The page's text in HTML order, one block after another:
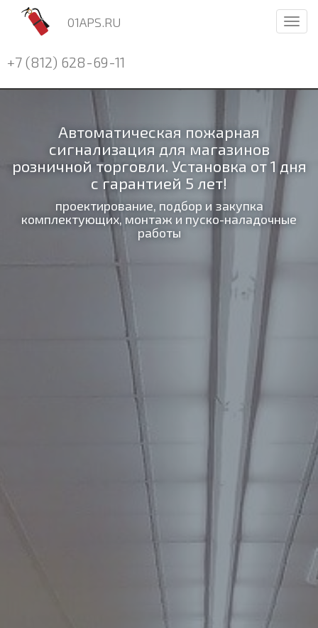
Меню
01APS.RU
+7 (812) 628-69-11
Автоматическая пожарная
сигнализация для магазинов
розничной торговли. Установка от 1 дня
с гарантией 5 лет!
проектирование, подбор и закупка
комплектующих, монтаж и пуско-наладочные
работы